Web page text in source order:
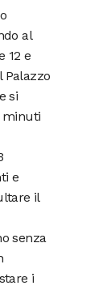
al
12 e
Palazzo
si
minuti
e
il
senza
i